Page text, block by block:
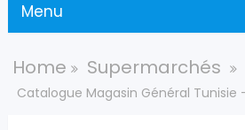
Menu
Home Supermarchés
Catalogue Magasin Général Tunisie